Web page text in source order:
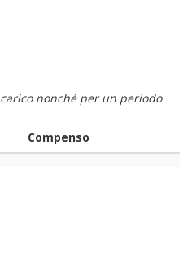
nonché per un periodo
Compenso